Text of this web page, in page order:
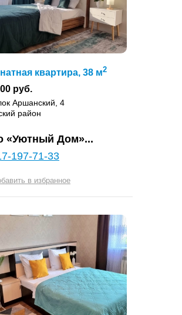
квартира, 38 м2
руб.
Аршанский, 4
район
«Уютный Дом»...
197-71-33
в избранное